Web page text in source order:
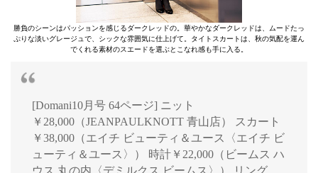
勝負のシーンはパッションを感じるダークレッドの。華やかなダークレッドは、ムードたっ
ぷりな淡いグレージュで、シックな雰囲気に仕上げて。タイトスカートは、秋の気配を運ん
でくれる素材のスエードを選ぶとこなれ感も手に入る。
[Domani10月号 64ページ] ニット
￥28,000（JEANPAULKNOTT 青山店） スカート
￥38,000（エイチ ビューティ＆ユース〈エイチ ビ
ューティ＆ユース〉） 時計￥22,000（ビームス ハ